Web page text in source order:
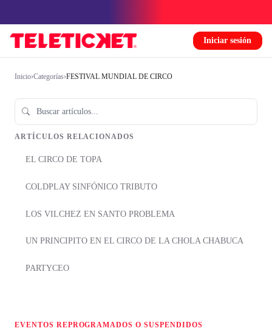
Iniciar sesión
Inicio›Categorías›FESTIVAL MUNDIAL DE CIRCO
ARTÍCULOS RELACIONADOS
EL CIRCO DE TOPA
COLDPLAY SINFÓNICO TRIBUTO
LOS VILCHEZ EN SANTO PROBLEMA
UN PRINCIPITO EN EL CIRCO DE LA CHOLA CHABUCA
PARTYCEO
EVENTOS REPROGRAMADOS O SUSPENDIDOS